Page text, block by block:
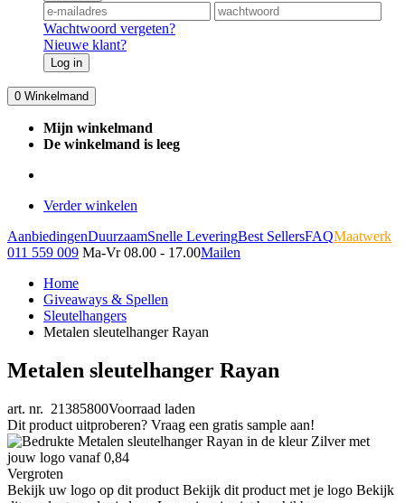
Wachtwoord vergeten?
Nieuwe klant?
Log in
0 Winkelmand
Mijn winkelmand
De winkelmand is leeg
Verder winkelen
AanbiedingenDuurzaamSnelle LeveringBest SellersFAQMaatwerk
011 559 009 Ma-Vr 08.00 - 17.00Mailen
Home
Giveaways & Spellen
Sleutelhangers
Metalen sleutelhanger Rayan
Metalen sleutelhanger Rayan
art. nr. 21385800Voorraad laden
Dit product uitproberen? Vraag een gratis sample aan!
Vergroten
Bekijk uw logo op dit product Bekijk dit product met je logo Bekijk